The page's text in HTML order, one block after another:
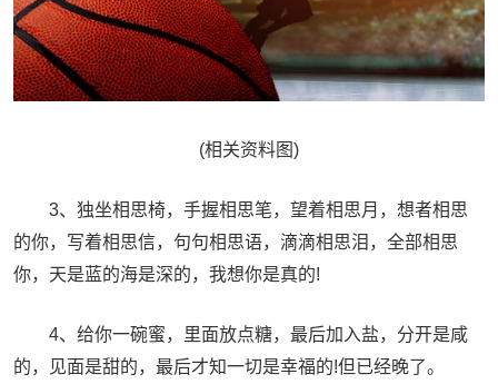
(相关资料图)
3、独坐相思椅，手握相思笔，望着相思月，想者相思
的你，写着相思信，句句相思语，滴滴相思泪，全部相思
你，天是蓝的海是深的，我想你是真的!
4、给你一碗蜜，里面放点糖，最后加入盐，分开是咸
的，见面是甜的，最后才知一切是幸福的!但已经晚了。